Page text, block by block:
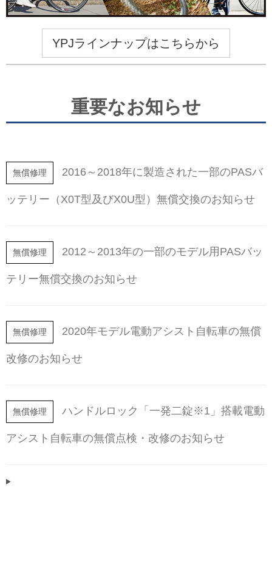
YPJラインナップはこちらから
重要なお知らせ
無償修理 2016～2018年に製造された一部のPASバ
ッテリー（X0T型及びX0U型）無償交換のお知らせ
無償修理 2012～2013年の一部のモデル用PASバッ
テリー無償交換のお知らせ
無償修理 2020年モデル電動アシスト自転車の無償
改修のお知らせ
無償修理 ハンドルロック「一発二錠※1」搭載電動
アシスト自転車の無償点検・改修のお知らせ